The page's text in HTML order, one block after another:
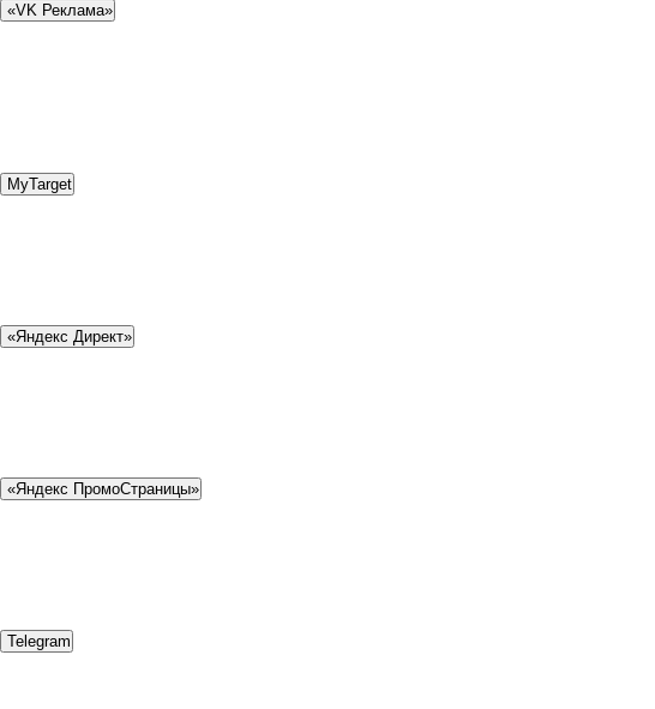
«VK Реклама»
MyTarget
«Яндекс Директ»
«Яндекс ПромоСтраницы»
Telegram